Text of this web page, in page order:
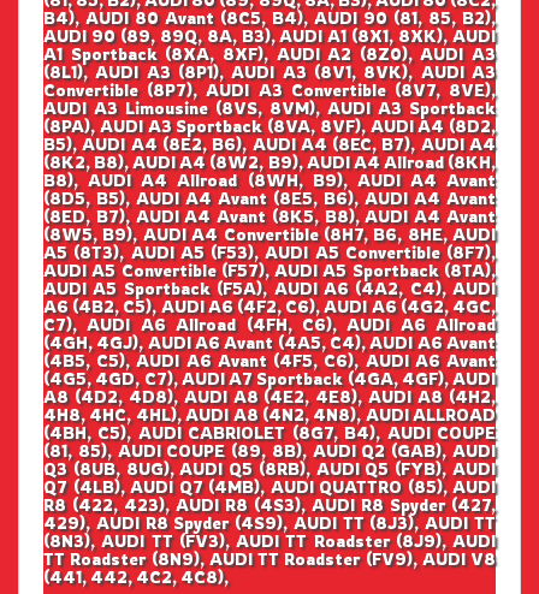
B4), AUDI 80 Avant (8C5, B4), AUDI 90 (81, 85, B2),
AUDI 90 (89, 89Q, 8A, B3), AUDI A1 (8X1, 8XK), AUDI
A1 Sportback (8XA, 8XF), AUDI A2 (8Z0), AUDI A3
(8L1), AUDI A3 (8P1), AUDI A3 (8V1, 8VK), AUDI A3
Convertible (8P7), AUDI A3 Convertible (8V7, 8VE),
AUDI A3 Limousine (8VS, 8VM), AUDI A3 Sportback
(8PA), AUDI A3 Sportback (8VA, 8VF), AUDI A4 (8D2,
B5), AUDI A4 (8E2, B6), AUDI A4 (8EC, B7), AUDI A4
(8K2, B8), AUDI A4 (8W2, B9), AUDI A4 Allroad (8KH,
B8), AUDI A4 Allroad (8WH, B9), AUDI A4 Avant
(8D5, B5), AUDI A4 Avant (8E5, B6), AUDI A4 Avant
(8ED, B7), AUDI A4 Avant (8K5, B8), AUDI A4 Avant
(8W5, B9), AUDI A4 Convertible (8H7, B6, 8HE, AUDI
A5 (8T3), AUDI A5 (F53), AUDI A5 Convertible (8F7),
AUDI A5 Convertible (F57), AUDI A5 Sportback (8TA),
AUDI A5 Sportback (F5A), AUDI A6 (4A2, C4), AUDI
A6 (4B2, C5), AUDI A6 (4F2, C6), AUDI A6 (4G2, 4GC,
C7), AUDI A6 Allroad (4FH, C6), AUDI A6 Allroad
(4GH, 4GJ), AUDI A6 Avant (4A5, C4), AUDI A6 Avant
(4B5, C5), AUDI A6 Avant (4F5, C6), AUDI A6 Avant
(4G5, 4GD, C7), AUDI A7 Sportback (4GA, 4GF), AUDI
A8 (4D2, 4D8), AUDI A8 (4E2, 4E8), AUDI A8 (4H2,
4H8, 4HC, 4HL), AUDI A8 (4N2, 4N8), AUDI ALLROAD
(4BH, C5), AUDI CABRIOLET (8G7, B4), AUDI COUPE
(81, 85), AUDI COUPE (89, 8B), AUDI Q2 (GAB), AUDI
Q3 (8UB, 8UG), AUDI Q5 (8RB), AUDI Q5 (FYB), AUDI
Q7 (4LB), AUDI Q7 (4MB), AUDI QUATTRO (85), AUDI
R8 (422, 423), AUDI R8 (4S3), AUDI R8 Spyder (427,
429), AUDI R8 Spyder (4S9), AUDI TT (8J3), AUDI TT
(8N3), AUDI TT (FV3), AUDI TT Roadster (8J9), AUDI
TT Roadster (8N9), AUDI TT Roadster (FV9), AUDI V8
(441, 442, 4C2, 4C8),